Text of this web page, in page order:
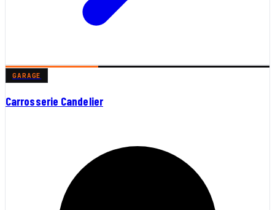
GARAGE
Carrosserie Candelier